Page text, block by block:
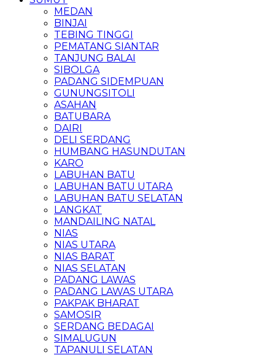
MEDAN
BINJAI
TEBING TINGGI
PEMATANG SIANTAR
TANJUNG BALAI
SIBOLGA
PADANG SIDEMPUAN
GUNUNGSITOLI
ASAHAN
BATUBARA
DAIRI
DELI SERDANG
HUMBANG HASUNDUTAN
KARO
LABUHAN BATU
LABUHAN BATU UTARA
LABUHAN BATU SELATAN
LANGKAT
MANDAILING NATAL
NIAS
NIAS UTARA
NIAS BARAT
NIAS SELATAN
PADANG LAWAS
PADANG LAWAS UTARA
PAKPAK BHARAT
SAMOSIR
SERDANG BEDAGAI
SIMALUGUN
TAPANULI SELATAN